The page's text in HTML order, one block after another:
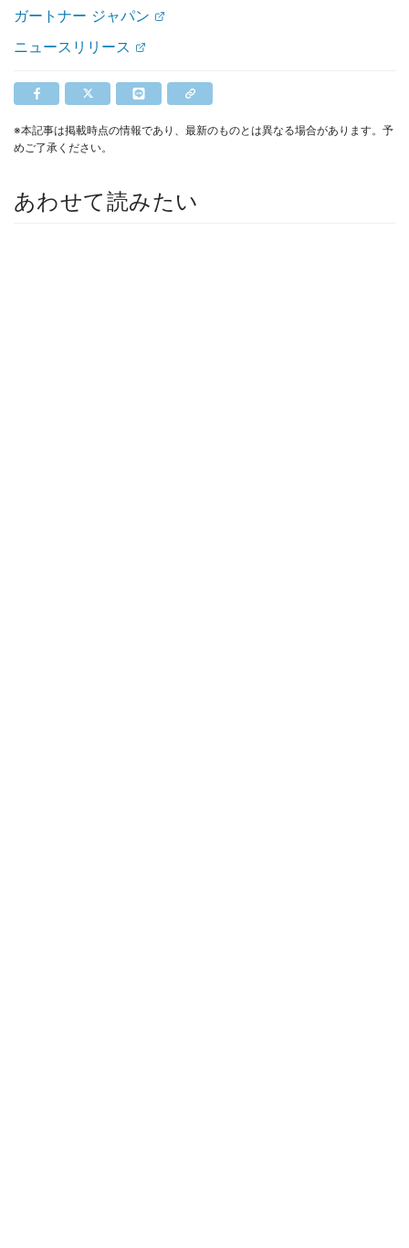
ガートナー ジャパン
ニュースリリース
※本記事は掲載時点の情報であり、最新のものとは異なる場合があります。予
めご了承ください。
あわせて読みたい